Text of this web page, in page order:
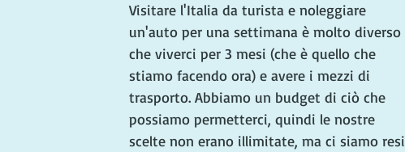
Visitare l'Italia da turista e noleggiare
un'auto per una settimana è molto diverso
che viverci per 3 mesi (che è quello che
stiamo facendo ora) e avere i mezzi di
trasporto. Abbiamo un budget di ciò che
possiamo permetterci, quindi le nostre
scelte non erano illimitate, ma ci siamo resi